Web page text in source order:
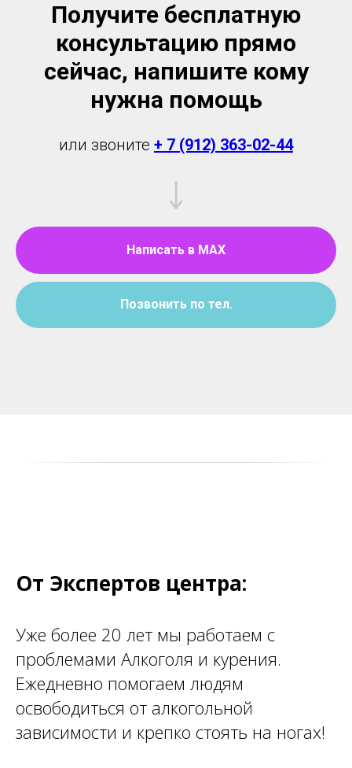
Получите бесплатную
консультацию прямо
сейчас, напишите кому
нужна помощь
или звоните + 7 (912) 363-02-44
Написать в MAX
Позвонить по тел.
От Экспертов центра:
Уже более 20 лет мы работаем с
проблемами Алкоголя и курения.
Ежедневно помогаем людям
освободиться от алкогольной
зависимости и крепко стоять на ногах!